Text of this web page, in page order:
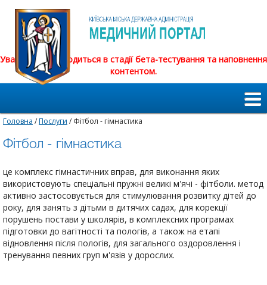
Увага! Сайт знаходиться в стадії бета-тестування та наповнення
контентом.
Головна /Послуги / Фітбол - гімнастика
Фітбол - гімнастика
це комплекс гімнастичних вправ, для виконання яких
використовують спеціальні пружні великі м'ячі - фітболи. метод
активно застосовується для стимулювання розвитку дітей до
року, для занять з дітьми в дитячих садах, для корекції
порушень постави у школярів, в комплексних програмах
підготовки до вагітності та пологів, а також на етапі
відновлення після пологів, для загального оздоровлення і
тренування певних груп м'язів у дорослих.